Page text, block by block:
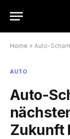
Home » Auto-
AUTO
Auto-
Zukunft